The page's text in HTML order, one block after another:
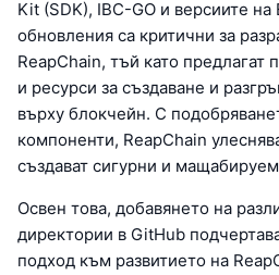
Kit (SDK), IBC-GO и версиите
обновления са критични за
ReapChain, тъй като предлагат
и ресурси за създаване и
върху блокчейн. С
компоненти, ReapChain
създават сигурни и
Освен това, добавянето на
директории в GitHub
подход към развитието на